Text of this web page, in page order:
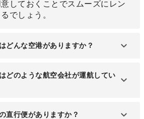
しておくことでスムーズにレン
でしょう。
どんな空港がありますか？
ほど南の位置に「オークランド
す。ニュージーランド国内で最
どのような航空会社が運航してい
ド国内の鉱区会社のほか、大韓
直行便がありますか？